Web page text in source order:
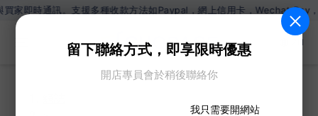
援多種收款方法如Paypal，網上信用卡，Wechat Pay，Alipay，銀行
ZH
留下聯絡方式，即享限時優惠
開店專員會於稍後聯絡你
我只需要開網站